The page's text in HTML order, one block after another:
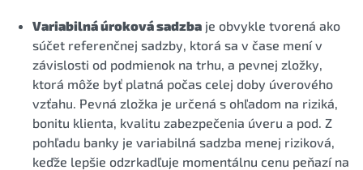
Variabilná úroková sadzba je obvykle tvorená ako
súčet referenčnej sadzby, ktorá sa v čase mení v
závislosti od podmienok na trhu, a pevnej zložky,
ktorá môže byť platná počas celej doby úverového
vzťahu. Pevná zložka je určená s ohľadom na riziká,
bonitu klienta, kvalitu zabezpečenia úveru a pod. Z
pohľadu banky je variabilná sadzba menej riziková,
keďže lepšie odzrkadľuje momentálnu cenu peňazí na